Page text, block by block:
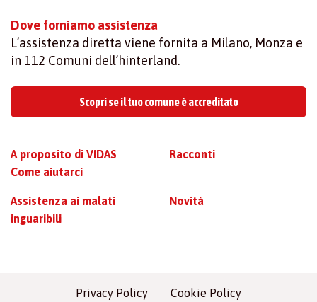
Dove forniamo assistenza
L’assistenza diretta viene fornita a Milano, Monza e
in 112 Comuni dell’hinterland.
Scopri se il tuo comune è accreditato
A proposito di VIDAS
Come aiutarci
Assistenza ai malati
inguaribili
Racconti
Novità
Privacy Policy Cookie Policy